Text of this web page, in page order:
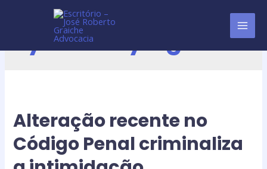
cyberbullying
Alteração recente no
Código Penal criminaliza